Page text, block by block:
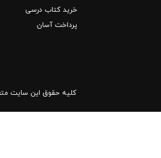
خرید کتاب درسی
پرداخت آسان
کلیه حقوق این سایت